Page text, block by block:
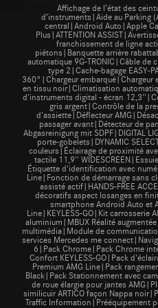
Affichage de l’état des
d’instruments|Aide au Parking
central|Android Auto|Apple
Plus|ATTENTION
franchissement de ligne
piétons|Banquette arrière
automatique 9G-TRONIC|Câble de
type 2|Cache-bagage EASY-
360°|Chargeur embarqué|Chargeur
en tissu noir|Climatisation
d'instruments digital - écran
gris argent|Contrôle de la
d'assiette|Déflecteur
passager avant|Détecteur de
Abgasreinigung mit SDPF|DIGITAL
porte-gobelets|DYNAMIC
couleurs|Éclairage de proximité
tactile 11,9''
Étiquette d'identification avec
Line|Fonction de démarrage sans
assisté actif|HANDS-FREE
décoratifs aspect losanges en
smartphone Android Auto et
Line|KEYLESS-GO|Kit carrosserie
aluminium|MBUX Réalité
multimédia|Module de
services Mercedes me
6|Pack Chrome|Pack Chrome
Confort KEYLESS-GO|Pack
Premium AMG Line|Pack
Black|Pack Stationnement avec
de roue élargie pour jantes
similicuir ARTICO façon Nappa
Traffic Information|Prééquipement